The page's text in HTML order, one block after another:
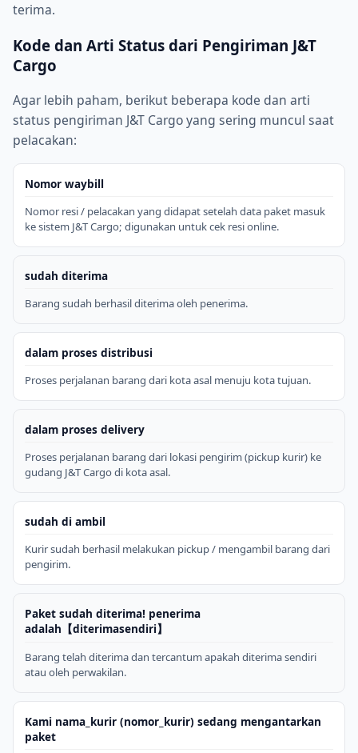
terima.
Kode dan Arti Status dari Pengiriman J&T
Cargo
Agar lebih paham, berikut beberapa kode dan arti
status pengiriman J&T Cargo yang sering muncul saat
pelacakan:
Nomor waybill
Nomor resi / pelacakan yang didapat setelah data paket masuk
ke sistem J&T Cargo; digunakan untuk cek resi online.
sudah diterima
Barang sudah berhasil diterima oleh penerima.
dalam proses distribusi
Proses perjalanan barang dari kota asal menuju kota tujuan.
dalam proses delivery
Proses perjalanan barang dari lokasi pengirim (pickup kurir) ke
gudang J&T Cargo di kota asal.
sudah di ambil
Kurir sudah berhasil melakukan pickup / mengambil barang dari
pengirim.
Paket sudah diterima! penerima
adalah【diterimasendiri】
Barang telah diterima dan tercantum apakah diterima sendiri
atau oleh perwakilan.
Kami nama_kurir (nomor_kurir) sedang mengantarkan
paket